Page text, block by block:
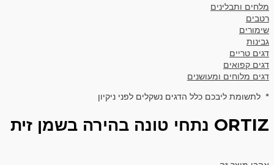
מלחים ותבלינים
רטבים
שימורים
גבינות
דגים טריים
דגים קפואים
דגים מלוחים ומעושנים
* לתשומת ליבכם כלל הדגים נשקלים לפני ניקיון
ORTIZ נתחי טונה בהירה בשמן זית